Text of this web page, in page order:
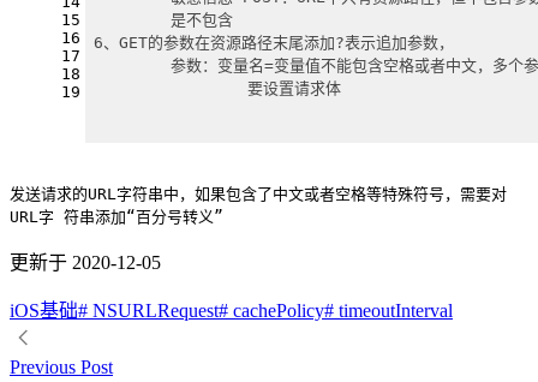
15
16
17
18
19
	是不包含
6、GET的参数在资源路径末尾添加?表示追加参数，
参数：变量名=变量值不能包含空格或者中文，多个
		要设置请求体
发送请求的URL字符串中，如果包含了中文或者空格等特殊符号，需要对
URL字 符串添加“百分号转义”
更新于 2020-12-05
iOS基础# NSURLRequest# cachePolicy# timeoutInterval
Previous Post